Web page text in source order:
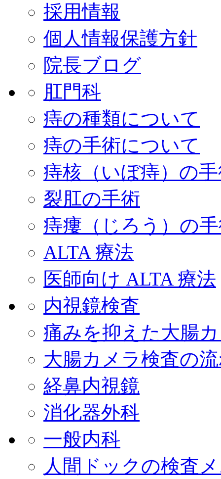
採用情報
個人情報保護方針
院長ブログ
肛門科
痔の種類について
痔の手術について
痔核（いぼ痔）の
裂肛の手術
痔瘻（じろう）の
ALTA 療法
医師向け ALTA 療法
内視鏡検査
痛みを抑えた大腸
大腸カメラ検査の
経鼻内視鏡
消化器外科
一般内科
人間ドックの検査